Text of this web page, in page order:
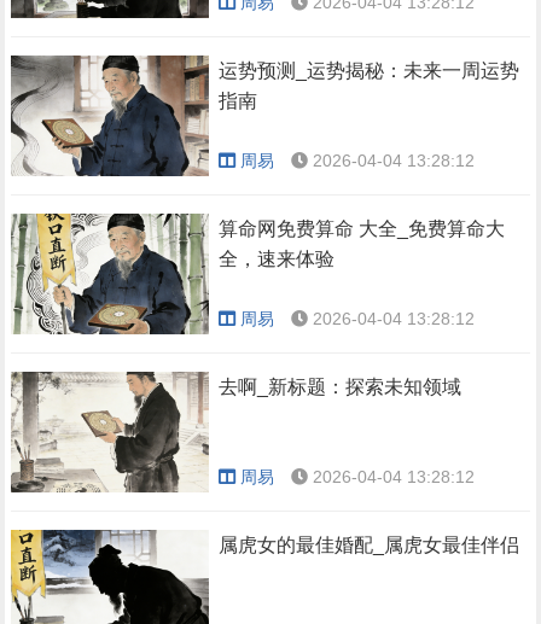
运势预测_运势揭秘：未来一周运势
指南
周易 2026-04-04 13:28:12
算命网免费算命 大全_免费算命大
全，速来体验
周易 2026-04-04 13:28:12
去啊_新标题：探索未知领域
周易 2026-04-04 13:28:12
属虎女的最佳婚配_属虎女最佳伴侣